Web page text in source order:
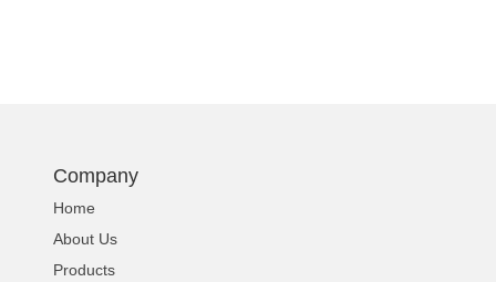
Company
Home
About Us
Products